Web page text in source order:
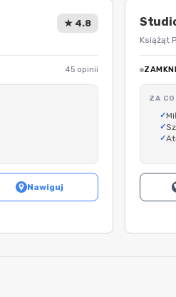
★ 4.8
45 opinii
Nawiguj
Książąt
ZA